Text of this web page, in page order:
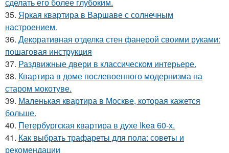
сделать его более глубоким.
35. Яркая квартира в Варшаве с солнечным
настроением.
36. Декоративная отделка стен фанерой своими руками:
пошаговая инструкция
37. Раздвижные двери в классическом интерьере.
38. Квартира в доме послевоенного модернизма на
старом мокотуве.
39. Маленькая квартира в Москве, которая кажется
больше.
40. Петербургская квартира в духе Ikea 60-х.
41. Как выбрать трафареты для пола: советы и
рекомендации